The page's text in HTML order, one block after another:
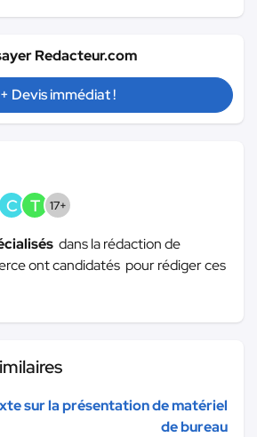
Redacteur.com
+ Devis immédiat !
C T 17+
dans la rédaction de
ont candidatés pour rédiger ces
sur la présentation de matériel
de bureau